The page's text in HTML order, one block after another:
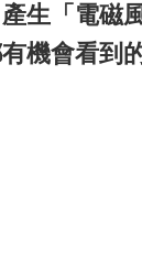
生「電磁
機會看到